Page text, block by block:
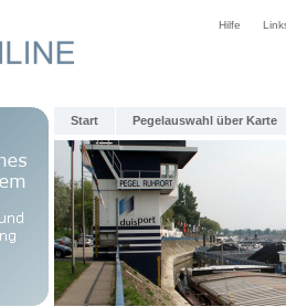
Hilfe
Start Pegelauswahl über Karte